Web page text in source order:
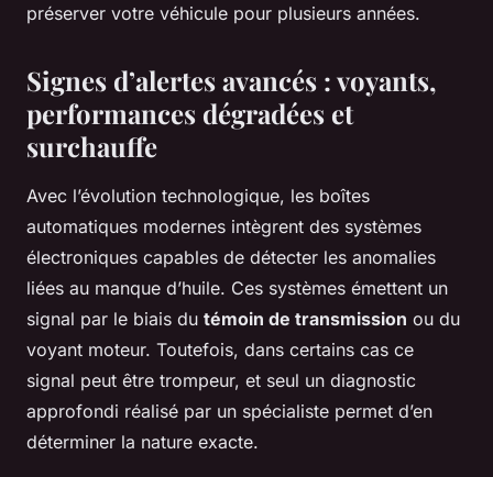
préserver votre véhicule pour plusieurs années.
Signes d’alertes avancés : voyants,
performances dégradées et
surchauffe
Avec l’évolution technologique, les boîtes
automatiques modernes intègrent des systèmes
électroniques capables de détecter les anomalies
liées au manque d’huile. Ces systèmes émettent un
signal par le biais du témoin de transmission ou du
voyant moteur. Toutefois, dans certains cas ce
signal peut être trompeur, et seul un diagnostic
approfondi réalisé par un spécialiste permet d’en
déterminer la nature exacte.